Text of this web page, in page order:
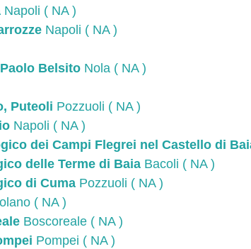
Napoli ( NA )
Napoli ( NA )
Belsito Nola ( NA )
Puteoli Pozzuoli ( NA )
Napoli ( NA )
dei Campi Flegrei nel Castello di
delle Terme di Baia Bacoli ( NA )
di Cuma Pozzuoli ( NA )
( NA )
Boscoreale ( NA )
Pompei ( NA )